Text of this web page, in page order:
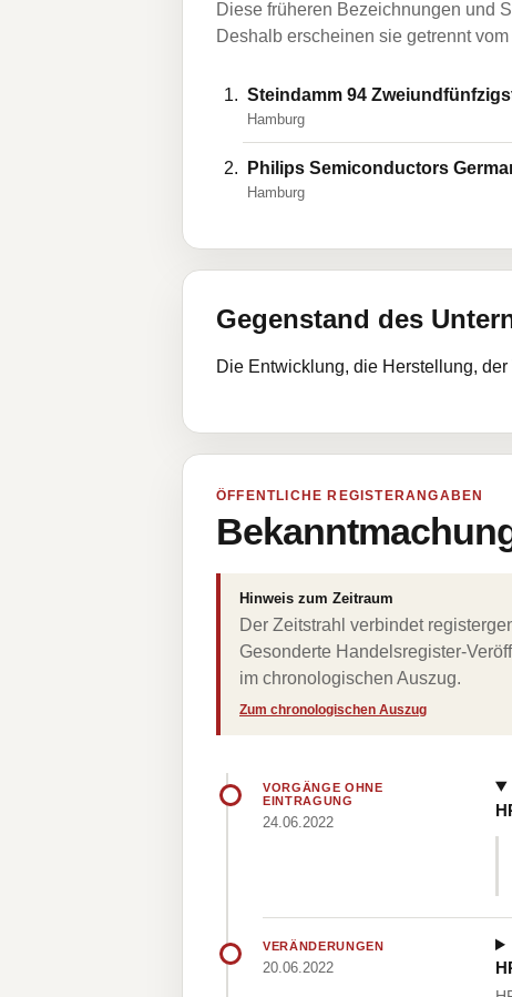
Diese früheren Bezeichnungen und
Deshalb erscheinen sie getrennt
Steindamm 94
Hamburg
Philips Semiconductors
Hamburg
Gegenstand des
Die Entwicklung, die Herstellung,
ÖFFENTLICHE REGISTERANGABEN
Hinweis zum Zeitraum
Der Zeitstrahl verbindet
Gesonderte Handelsregister-
im chronologischen Auszug.
Zum chronologischen Auszug
VORGÄNGE OHNE
EINTRAGUNG
24.06.2022
VERÄNDERUNGEN
20.06.2022